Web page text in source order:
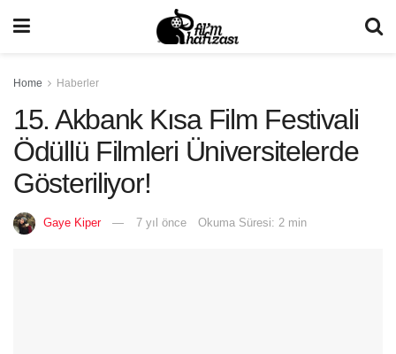
Home Haberler
15. Akbank Kısa Film Festivali
Ödüllü Filmleri Üniversitelerde
Gösteriliyor!
Gaye Kiper 7 yıl önce Okuma Süresi: 2 min